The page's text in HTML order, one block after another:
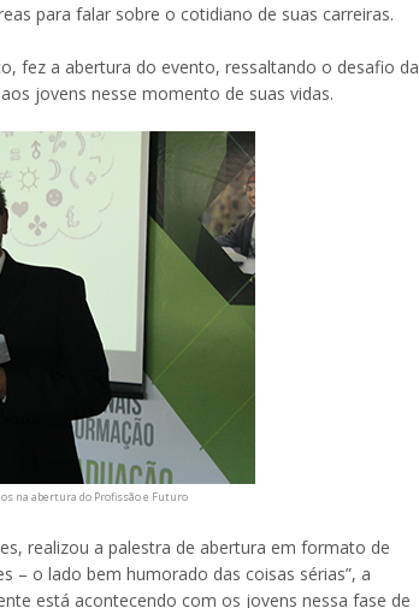
para falar sobre o cotidiano de suas carreiras.
fez a abertura do evento, ressaltando o desafio da
jovens nesse momento de suas vidas.
na abertura do Profissão e Futuro
realizou a palestra de abertura em formato de
– o lado bem humorado das coisas sérias”, a
está acontecendo com os jovens nessa fase de